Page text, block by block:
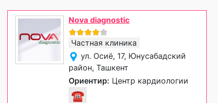
Nova diagnostic
Частная клиника
ул. Осиё, 17, Юнусабадский
район, Ташкент
Ориентир: Центр кардиологии
☎